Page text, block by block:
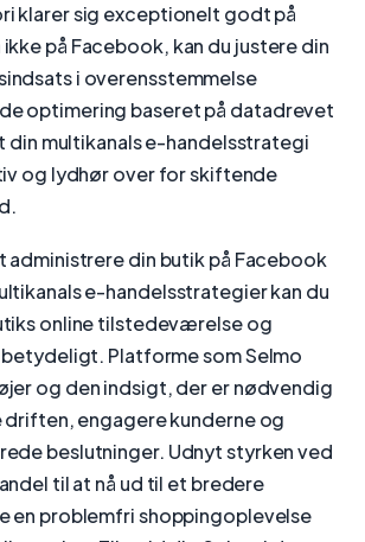
klarer sig exceptionelt godt på
på Facebook, kan du justere din
i overensstemmelse
optimering baseret på datadrevet
din multikanals e-handelsstrategi
og lydhør over for skiftende
din butik på Facebook
e-handelsstrategier kan du
online tilstedeværelse og
Platforme som Selmo
og den indsigt, der er nødvendig
engagere kunderne og
beslutninger. Udnyt styrken ved
til at nå ud til et bredere
en problemfri shoppingoplevelse